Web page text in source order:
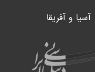
آسیا و آفریقا